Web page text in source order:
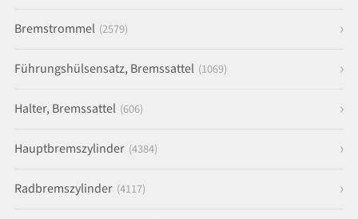
Bremstrommel (2579)
Führungshülsensatz, Bremssattel (1069)
Halter, Bremssattel (606)
Hauptbremszylinder (4384)
Radbremszylinder (4117)